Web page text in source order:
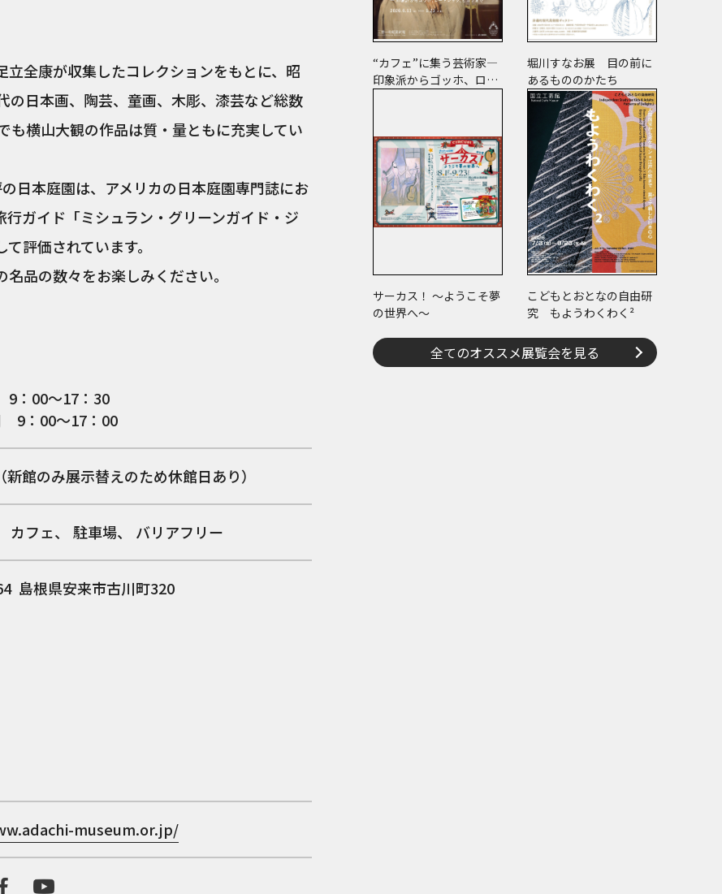
全康が収集したコレクションをもとに、昭
の日本画、陶芸、童画、木彫、漆芸など総数
も横山大観の作品は質・量ともに充実してい
日本庭園は、アメリカの日本庭園専門誌にお
ガイド「ミシュラン・グリーンガイド・ジ
評価されています。
品の数々をお楽しみください。
：00～17：30
9：00～17：00
新館のみ展示替えのため休館日あり）
カフェ 駐車場 バリアフリー
島根県安来市古川町320
museum.or.jp/
“カフェ”に集う芸術家―
印象派からゴッホ、ロー
堀川すなお展 目の前に
あるもののかたち
サーカス！ ～ようこそ夢
の世界へ～
こどもとおとなの自由研
究 もようわくわく²
全てのオススメ展覧会を見る